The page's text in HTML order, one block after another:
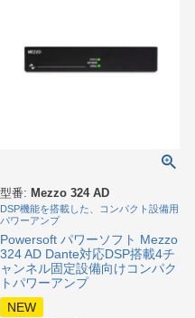
型番: Mezzo 324 AD
DSP機能を搭載した、コンパクト設備用
パワーアンプ
Powersoft パワーソフト Mezzo
324 AD Dante対応DSP搭載4チ
ャンネル固定設備向けコンパク
トパワーアンプ
NEW